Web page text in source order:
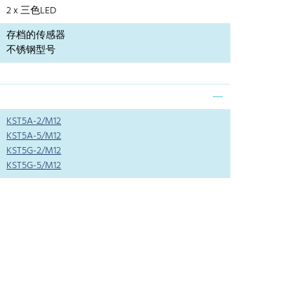
2 x 三色LED
存档的传感器
不锈钢型号
KST5A-2/M12
KST5A-5/M12
KST5G-2/M12
KST5G-5/M12